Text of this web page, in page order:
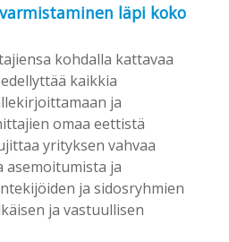
läpi koko
kohdalla kattavaa
kaikkia
ja
omaa eettistä
yrityksen vahvaa
ja
ja sidosryhmien
ja vastuullisen